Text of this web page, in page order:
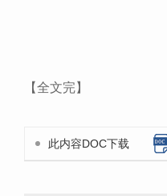
【全文完】
此内容DOC下载